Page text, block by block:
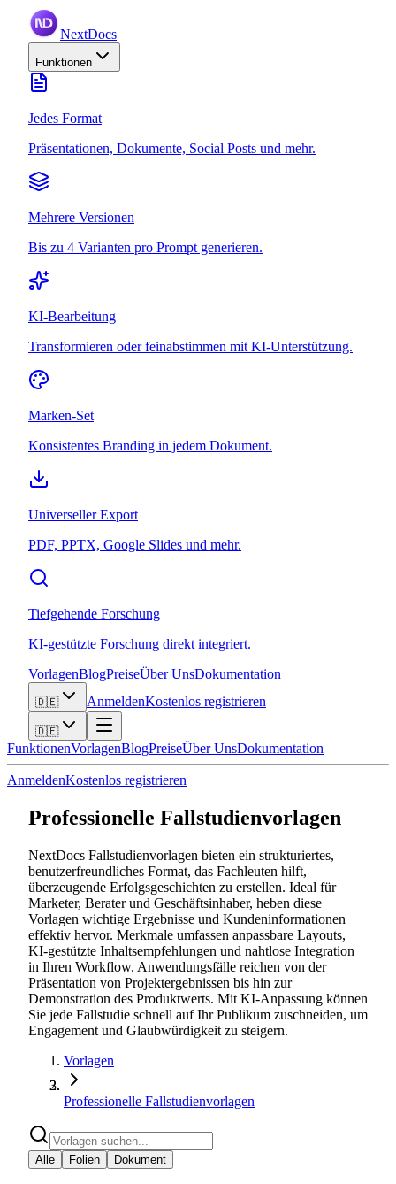
NextDocs
Funktionen
Jedes Format
Präsentationen, Dokumente, Social Posts und mehr.
Mehrere Versionen
Bis zu 4 Varianten pro Prompt generieren.
KI-Bearbeitung
Transformieren oder feinabstimmen mit KI-Unterstützung.
Marken-Set
Konsistentes Branding in jedem Dokument.
Universeller Export
PDF, PPTX, Google Slides und mehr.
Tiefgehende Forschung
KI-gestützte Forschung direkt integriert.
VorlagenBlogPreiseÜber UnsDokumentation
🇩🇪 AnmeldenKostenlos registrieren
🇩🇪
FunktionenVorlagenBlogPreiseÜber UnsDokumentation
AnmeldenKostenlos registrieren
Professionelle Fallstudienvorlagen
NextDocs Fallstudienvorlagen bieten ein strukturiertes,
benutzerfreundliches Format, das Fachleuten hilft,
überzeugende Erfolgsgeschichten zu erstellen. Ideal für
Marketer, Berater und Geschäftsinhaber, heben diese
Vorlagen wichtige Ergebnisse und Kundeninformationen
effektiv hervor. Merkmale umfassen anpassbare Layouts,
KI-gestützte Inhaltsempfehlungen und nahtlose Integration
in Ihren Workflow. Anwendungsfälle reichen von der
Präsentation von Projektergebnissen bis hin zur
Demonstration des Produktwerts. Mit KI-Anpassung können
Sie jede Fallstudie schnell auf Ihr Publikum zuschneiden, um
Engagement und Glaubwürdigkeit zu steigern.
Vorlagen
Professionelle Fallstudienvorlagen
Alle Folien Dokument